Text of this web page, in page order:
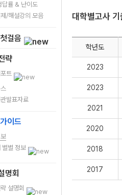
답률 & 난이도
/해설강의 모음
걸음
략
트
발표자료
이드
별별 정보
명회
설명회
대학별고사
학년도
2023
2023
2021
2020
2018
2017